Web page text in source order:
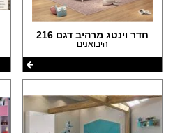
חדר וינטג מרהיב דגם 216
היבואנים